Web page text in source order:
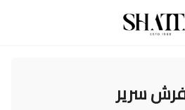
سرير